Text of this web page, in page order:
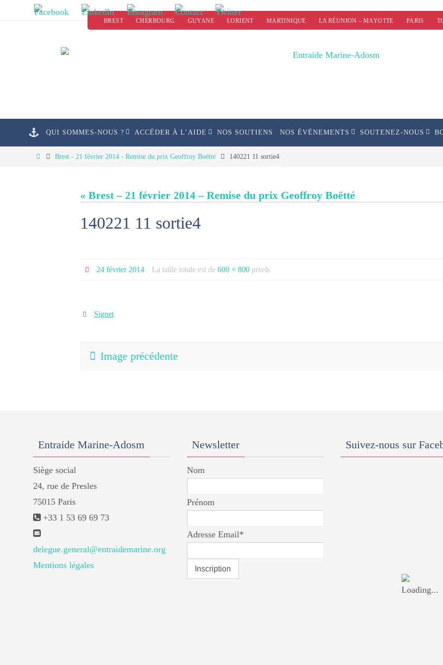
BREST CHERBOURG GUYANE LORIENT MARTINIQUE LA RÉUNION – MAYOTTE PARIS
QUI SOMMES-NOUS ? ACCÉDER À L’AIDE NOS SOUTIENS NOS ÉVÉNEMENTS SOUTENEZ-NOUS
HomeBrest - 21 février 2014 - Remise du prix Geoffroy Boëtté 140221 11 sortie4
« Brest – 21 février 2014 – Remise du prix Geoffroy Boëtté
140221 11 sortie4
24 février 2014 La taille totale est de 600 × 800pixels
Signet.
Image précédente
Entraide Marine-Adosm
Siège social
24, rue de Presles
75015 Paris
+33 1 53 69 69 73
delegue.general@entraidemarine.org
Mentions légales
Newsletter
Nom
Prénom
Adresse Email*
Suivez-nous sur